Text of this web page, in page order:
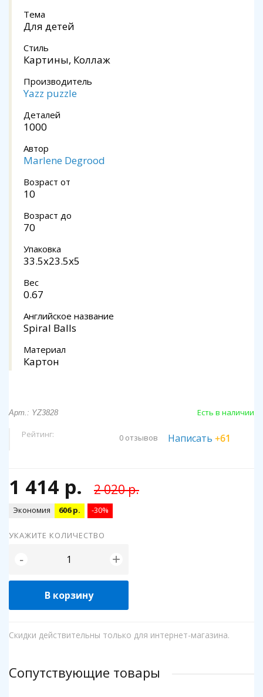
Тема
Для детей
Стиль
Картины, Коллаж
Производитель
Yazz puzzle
Деталей
1000
Автор
Marlene Degrood
Возраст от
10
Возраст до
70
Упаковка
33.5x23.5x5
Вес
0.67
Английское название
Spiral Balls
Материал
Картон
Арт.: YZ3828 Есть в наличии
Рейтинг: 0 отзывов Написать +61
1 414 р. 2 020 р.
Экономия 606 р. -30%
УКАЖИТЕ КОЛИЧЕСТВО
- +
В корзину
Скидки действительны только для интернет-магазина.
Сопутствующие товары